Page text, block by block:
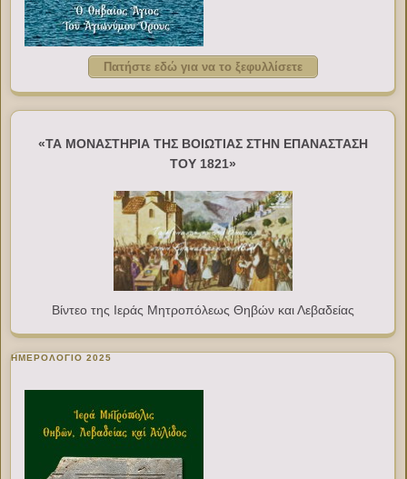
Πατήστε εδώ για να το ξεφυλλίσετε
«ΤΑ ΜΟΝΑΣΤΗΡΙΑ ΤΗΣ ΒΟΙΩΤΙΑΣ ΣΤΗΝ ΕΠΑΝΑΣΤΑΣΗ
ΤΟΥ 1821»
Βίντεο της Ιεράς Μητροπόλεως Θηβών και Λεβαδείας
ΗΜΕΡΟΛΟΓΙΟ 2025